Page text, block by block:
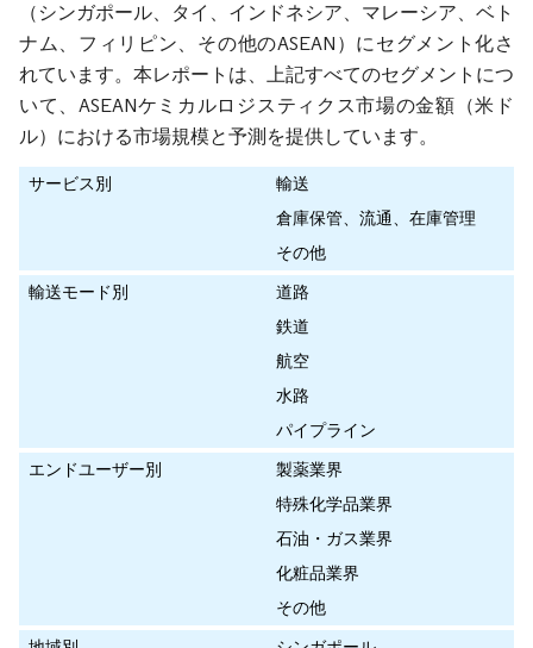
（シンガポール、タイ、インドネシア、マレーシア、ベト
ナム、フィリピン、その他のASEAN）にセグメント化さ
れています。本レポートは、上記すべてのセグメントにつ
いて、ASEANケミカルロジスティクス市場の金額（米ド
ル）における市場規模と予測を提供しています。
サービス別
輸送
倉庫保管、流通、在庫管理
その他
輸送モード別
道路
鉄道
航空
水路
パイプライン
エンドユーザー別
製薬業界
特殊化学品業界
石油・ガス業界
化粧品業界
その他